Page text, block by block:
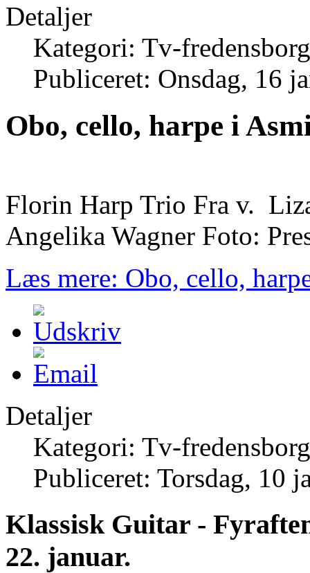
Detaljer
Kategori: Tv-
Publiceret: Onsdag, 16
Obo, cello, harpe i
Florin Harp Trio Fra v.
Angelika Wagner Foto:
Læs mere: Obo, cello,
Detaljer
Kategori: Tv-
Publiceret: Torsdag, 10
Klassisk Guitar -
22. januar.